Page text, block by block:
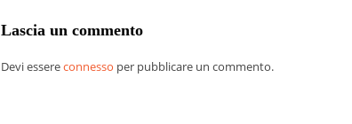
Lascia un commento
Devi essereconnesso per pubblicare un commento.